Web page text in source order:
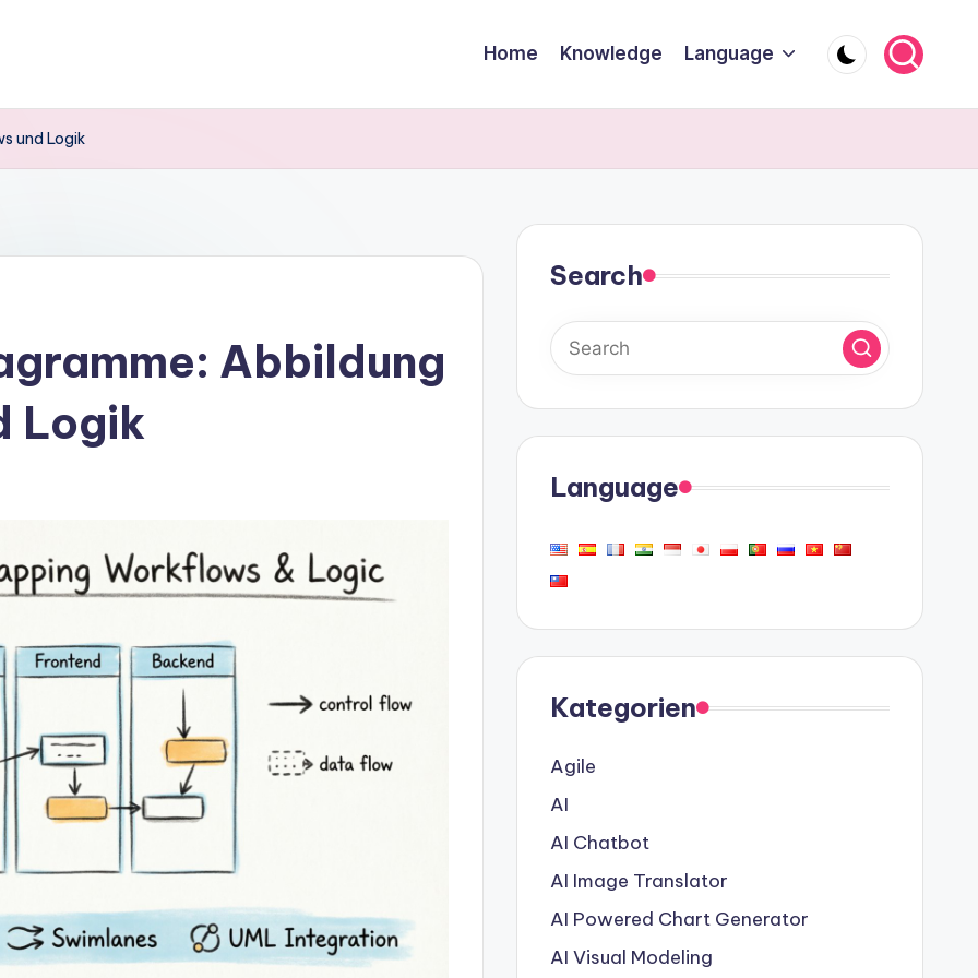
Home Knowledge Language
und Logik
Abbildung
Logik
Search
Language
Kategorien
Agile
AI
AI Chatbot
AI Image Translator
AI Powered Chart Generator
AI Visual Modeling